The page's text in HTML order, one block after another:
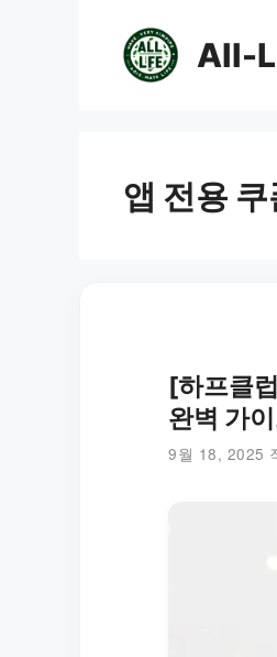
All-
앱 전용 쿠
[하프클
완벽 가
9월 18, 2025